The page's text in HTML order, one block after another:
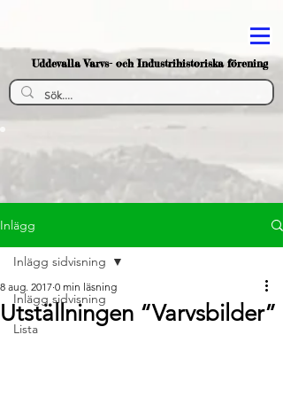
Uddevalla Varvs- och Industrihistoriska förening
Inlägg
Inlägg sidvisning
Lista
Inlägg sidvisning
Utställningen “Varvsbilder”
8 aug. 2017 0 min läsning